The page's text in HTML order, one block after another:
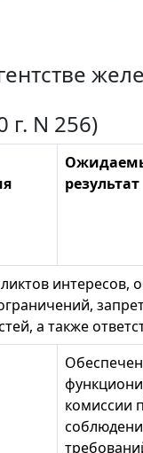
N 256)
результат
интересов,
а также
комиссии